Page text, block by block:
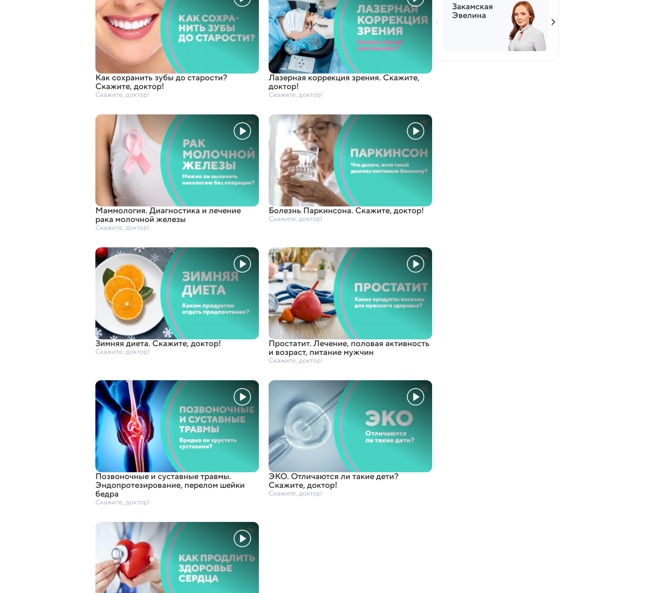
Как сохранить зубы до старости?
Скажите, доктор!
Скажите, доктор!
Лазерная коррекция зрения. Скажите,
доктор!
Скажите, доктор!
Маммология. Диагностика и лечение
рака молочной железы
Скажите, доктор!
Болезнь Паркинсона. Скажите,доктор!
Скажите, доктор!
Зимняя диета. Скажите,доктор!
Скажите, доктор!
Простатит. Лечение,половая активность
и возраст, питание мужчин
Скажите, доктор!
Позвоночные и суставные травмы.
Эндопротезирование, перелом шейки
бедра
Скажите, доктор!
ЭКО. Отличаются ли такие дети?
Скажите, доктор!
Скажите, доктор!
Закамская
Эвелина